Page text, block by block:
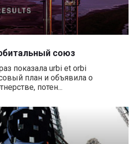
союз
показала urbi et orbi
план и объявила о
потен...